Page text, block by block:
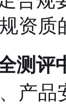
资质
测评
产